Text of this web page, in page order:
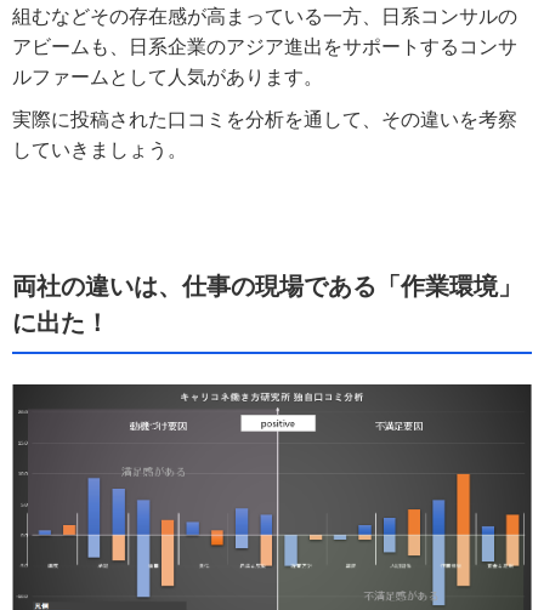
組むなどその存在感が高まっている一方、日系コンサルの
アビームも、日系企業のアジア進出をサポートするコンサ
ルファームとして人気があります。
実際に投稿された口コミを分析を通して、その違いを考察
していきましょう。
両社の違いは、仕事の現場である「作業環境」
に出た！